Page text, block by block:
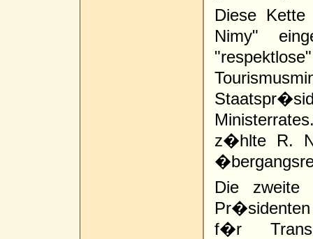
Diese
Nimy"
z�hlte R.
Die zweite
Pr�sidenten
f�r